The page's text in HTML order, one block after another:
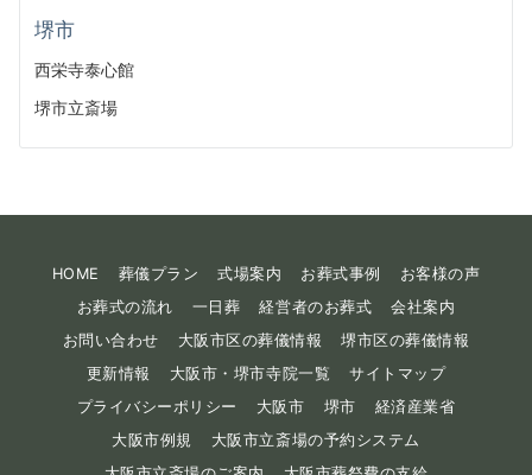
堺市
西栄寺泰心館
堺市立斎場
HOME 葬儀プラン 式場案内 お葬式事例
お客様の声
お葬式の流れ
一日葬 経営者のお葬式
会社案内
お問い合わせ
大阪市区の葬儀情報
堺市区の葬儀情報
更新情報
大阪市・堺市寺院一覧
サイトマップ
プライバシーポリシー
大阪市 堺市
経済産業省
大阪市例規
大阪市立斎場の予約システム